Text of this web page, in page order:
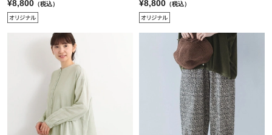
¥8,800 （税込）
¥8,800 （税込）